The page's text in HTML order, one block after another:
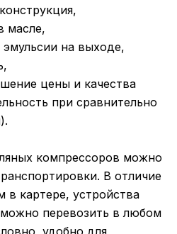
масле,
на выходе,
цены и качества
при сравнительно
компрессоров можно
В отличие
в картере, устройства
можно перевозить в любом